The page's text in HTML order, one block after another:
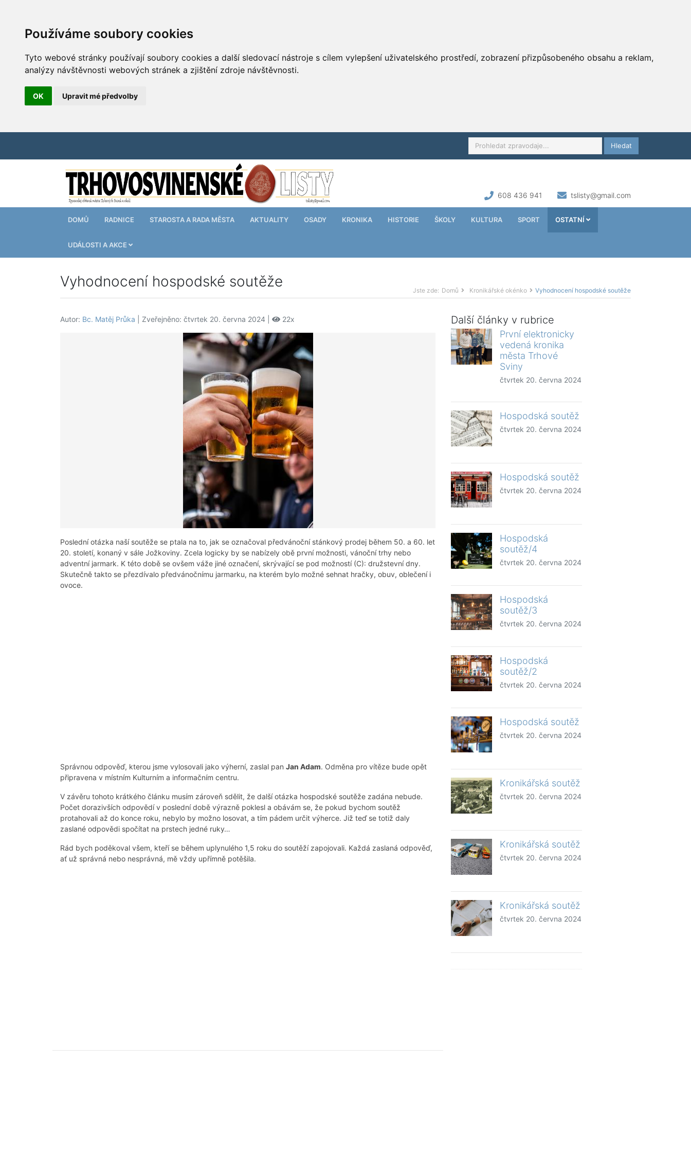
Používáme soubory cookies
Tyto webové stránky používají soubory cookies a další sledovací nástroje s cílem vylepšení uživatelského prostředí, zobrazení přizpůsobeného obsahu a reklam,
analýzy návštěvnosti webových stránek a zjištění zdroje návštěvnosti.
OK Upravit mé předvolby
Hledat
608 436 941 tslisty@gmail.com
DOMŮ RADNICE STAROSTA A RADA MĚSTA AKTUALITY OSADY KRONIKA HISTORIE ŠKOLY KULTURA SPORT OSTATNÍ
UDÁLOSTI A AKCE
Vyhodnocení hospodské soutěže
Jste zde: Domů Kronikářské okénko Vyhodnocení hospodské soutěže
Autor: Bc. Matěj Průka | Zveřejněno: čtvrtek 20. června 2024 | 22x
Poslední otázka naší soutěže se ptala na to, jak se označoval předvánoční stánkový prodej během 50. a 60. let
20. století, konaný v sále Jožkoviny. Zcela logicky by se nabízely obě první možnosti, vánoční trhy nebo
adventní jarmark. K této době se ovšem váže jiné označení, skrývající se pod možností (C): družstevní dny.
Skutečně takto se přezdívalo předvánočnímu jarmarku, na kterém bylo možné sehnat hračky, obuv, oblečení i
ovoce.
Správnou odpověď, kterou jsme vylosovali jako výherní, zaslal pan Jan Adam. Odměna pro vítěze bude opět
připravena v místním Kulturním a informačním centru.
V závěru tohoto krátkého článku musím zároveň sdělit, že další otázka hospodské soutěže zadána nebude.
Počet dorazivších odpovědí v poslední době výrazně poklesl a obávám se, že pokud bychom soutěž
protahovali až do konce roku, nebylo by možno losovat, a tím pádem určit výherce. Již teď se totiž daly
zaslané odpovědi spočítat na prstech jedné ruky…
Rád bych poděkoval všem, kteří se během uplynulého 1,5 roku do soutěží zapojovali. Každá zaslaná odpověď,
ať už správná nebo nesprávná, mě vždy upřímně potěšila.
Další články v rubrice
První elektronicky
vedená kronika
města Trhové
Sviny
čtvrtek 20. června 2024
Hospodská soutěž
čtvrtek 20. června 2024
Hospodská soutěž
čtvrtek 20. června 2024
Hospodská
soutěž/4
čtvrtek 20. června 2024
Hospodská
soutěž/3
čtvrtek 20. června 2024
Hospodská
soutěž/2
čtvrtek 20. června 2024
Hospodská soutěž
čtvrtek 20. června 2024
Kronikářská soutěž
čtvrtek 20. června 2024
Kronikářská soutěž
čtvrtek 20. června 2024
Kronikářská soutěž
čtvrtek 20. června 2024